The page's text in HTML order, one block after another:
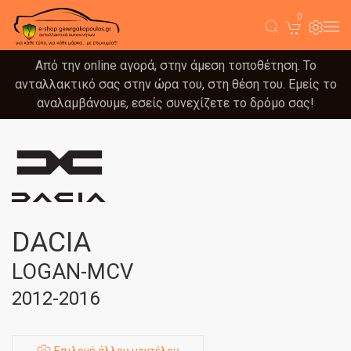
0
Από την online αγορά, στην άμεση τοποθέτηση. Το
ανταλλακτικό σας στην ώρα του, στη θέση του. Εμείς το
αναλαμβάνουμε, εσείς συνεχίζετε το δρόμο σας!
DACIA
LOGAN-MCV
2012-2016